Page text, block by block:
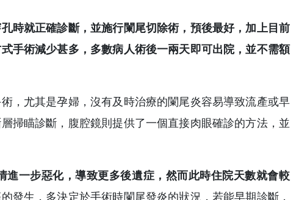
時就正確診斷，並施行闌尾切除術，預後最好，加上目前
手術減少甚多，多數病人術後一兩天即可出院，並不需額
，尤其是孕婦，沒有及時治療的闌尾炎容易導致流產或早
掃瞄診斷，腹腔鏡則提供了一個直接肉眼確診的方法，並
一步惡化，導致更多後遺症，然而此時住院天數就會較
發生，多決定於手術時闌尾發炎的狀況，若能早期診斷，